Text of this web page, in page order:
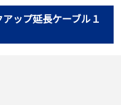
ップ延長ケーブル１